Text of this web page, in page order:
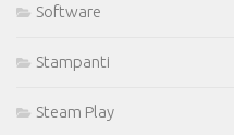
Software
Stampanti
Steam Play